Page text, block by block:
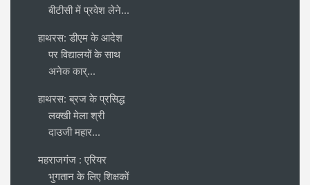
बीटीसी में प्रवेश लेने...
हाथरस: डीएम के आदेश
पर विद्यालयों के साथ
अनेक कार्...
हाथरस: ब्रज के प्रसिद्ध
लक्खी मेला श्री
दाउजी महार...
महराजगंज : एरियर
भुगतान के लिए शिक्षकों